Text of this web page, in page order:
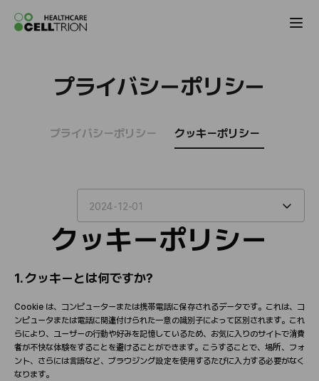
Celltrion the Global Pharmaceutical
プライバシーポリシー
プライバシーポリシー クッキーポリシー
2024-12-01
クッキーポリシー
1.クッキーとは何ですか?
Cookie は、コンピューターまたは携帯電話に保存されるデータです。これは、コ
ンピュータまたは電話に関連付けられた一意の識別子によって区別されます。これ
らにより、ユーザーの行動や好みを記憶しているため、お気に入りのサイトで消費
者が不快な体験をすることを避けることができます。こうすることで、場所、フォ
ント、さらには言語など、ブラウジング設定を使用するたびに入力する必要がなく
なります。